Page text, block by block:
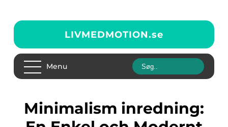
LIVMEDMOTION.se
Menu
Minimalism inredning: